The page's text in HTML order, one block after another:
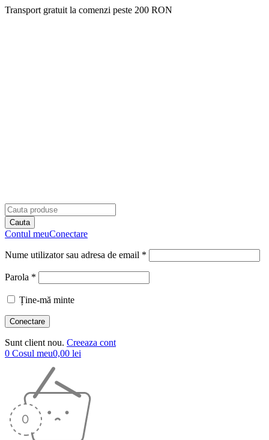
Transport gratuit la comenzi peste 200 RON
Contul meuConectare
Nume utilizator sau adresa de email *
Parola *
Ține-mă minte
Sunt client nou. Creeaza cont
0 Cosul meu0,00 lei